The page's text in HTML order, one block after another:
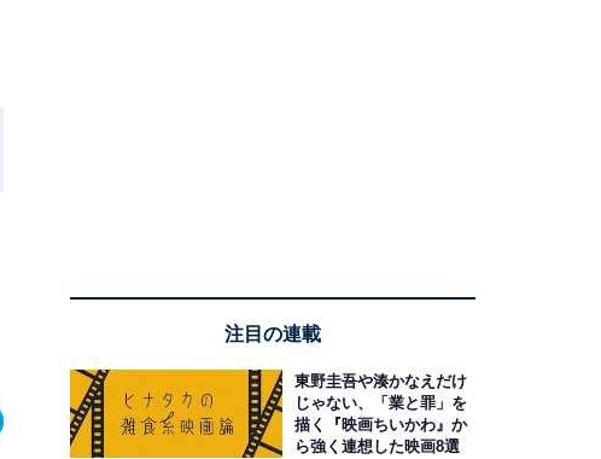
注目の連載
東野圭吾や湊かなえだけ
じゃない、「業と罪」を
描く『映画ちいかわ』か
ら強く連想した映画8選